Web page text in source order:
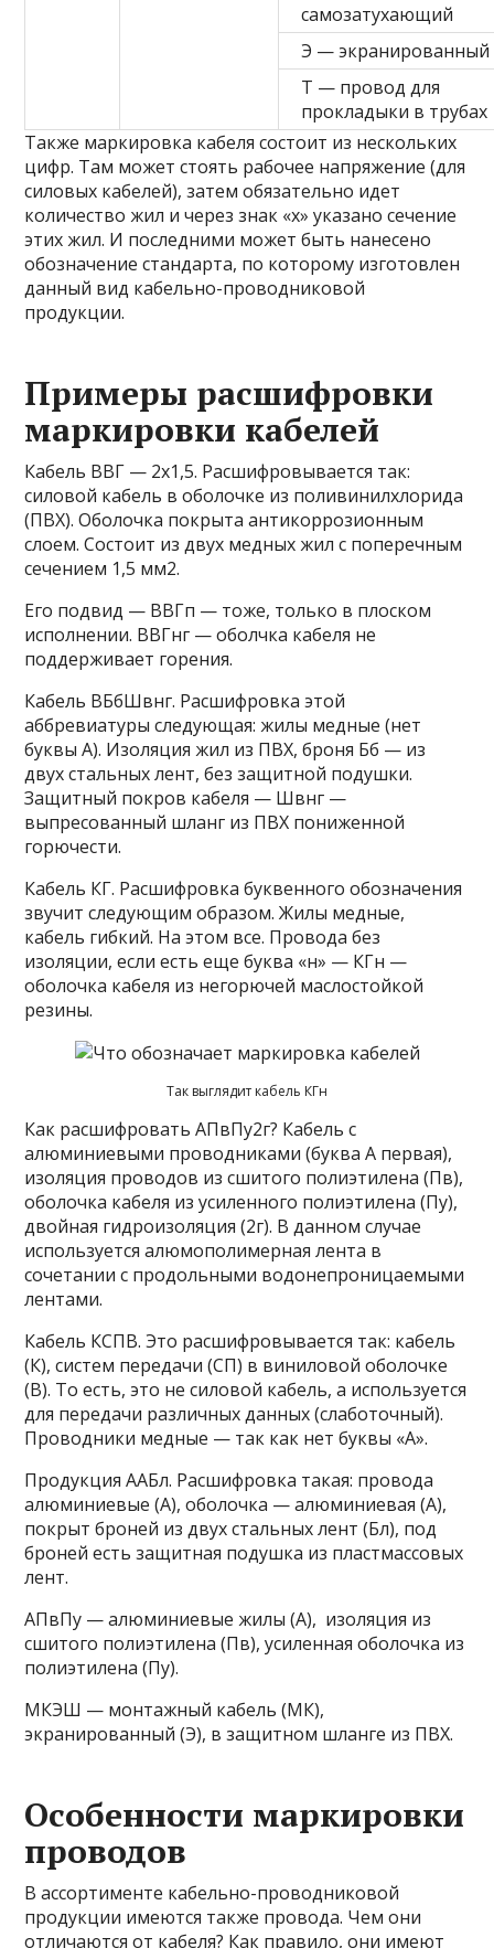
самозатухающий
Э — экранированный
Т — провод для
прокладыки в трубах
Также маркировка кабеля состоит из нескольких
цифр. Там может стоять рабочее напряжение (для
силовых кабелей), затем обязательно идет
количество жил и через знак «х» указано сечение
этих жил. И последними может быть нанесено
обозначение стандарта, по которому изготовлен
данный вид кабельно-проводниковой
продукции.
Примеры расшифровки
маркировки кабелей
Кабель ВВГ — 2х1,5. Расшифровывается так:
силовой кабель в оболочке из поливинилхлорида
(ПВХ). Оболочка покрыта антикоррозионным
слоем. Состоит из двух медных жил с поперечным
сечением 1,5 мм2.
Его подвид — ВВГп — тоже, только в плоском
исполнении. ВВГнг — оболчка кабеля не
поддерживает горения.
Кабель ВБбШвнг. Расшифровка этой
аббревиатуры следующая: жилы медные (нет
буквы А). Изоляция жил из ПВХ, броня Бб — из
двух стальных лент, без защитной подушки.
Защитный покров кабеля — Швнг —
выпресованный шланг из ПВХ пониженной
горючести.
Кабель КГ. Расшифровка буквенного обозначения
звучит следующим образом. Жилы медные,
кабель гибкий. На этом все. Провода без
изоляции, если есть еще буква «н» — КГн —
оболочка кабеля из негорючей маслостойкой
резины.
Так выглядит кабель КГн
Как расшифровать АПвПу2г? Кабель с
алюминиевыми проводниками (буква А первая),
изоляция проводов из сшитого полиэтилена (Пв),
оболочка кабеля из усиленного полиэтилена (Пу),
двойная гидроизоляция (2г). В данном случае
используется алюмополимерная лента в
сочетании с продольными водонепроницаемыми
лентами.
Кабель КСПВ. Это расшифровывается так: кабель
(К), систем передачи (СП) в виниловой оболочке
(В). То есть, это не силовой кабель, а используется
для передачи различных данных (слаботочный).
Проводники медные — так как нет буквы «А».
Продукция ААБл. Расшифровка такая: провода
алюминиевые (А), оболочка — алюминиевая (А),
покрыт броней из двух стальных лент (Бл), под
броней есть защитная подушка из пластмассовых
лент.
АПвПу — алюминиевые жилы (А), изоляция из
сшитого полиэтилена (Пв), усиленная оболочка из
полиэтилена (Пу).
МКЭШ — монтажный кабель (МК),
экранированный (Э), в защитном шланге из ПВХ.
Особенности маркировки
проводов
В ассортименте кабельно-проводниковой
продукции имеются также провода. Чем они
отличаются от кабеля? Как правило, они имеют